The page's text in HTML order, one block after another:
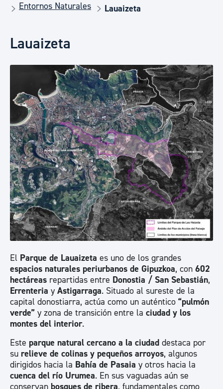
Entornos Naturales
Lauaizeta
Lauaizeta
El Parque de Lauaizeta es uno de los grandes
espacios naturales periurbanos de Gipuzkoa, con 602
hectáreas repartidas entre Donostia / San Sebastián,
Errenteria y Astigarraga. Situado al sureste de la
capital donostiarra, actúa como un auténtico “pulmón
verde” y zona de transición entre la ciudad y los
montes del interior.
Este parque natural cercano a la ciudad destaca por
su relieve de colinas y pequeños arroyos, algunos
dirigidos hacia la Bahía de Pasaia y otros hacia la
cuenca del río Urumea. En sus vaguadas aún se
conservan bosques de ribera, fundamentales como